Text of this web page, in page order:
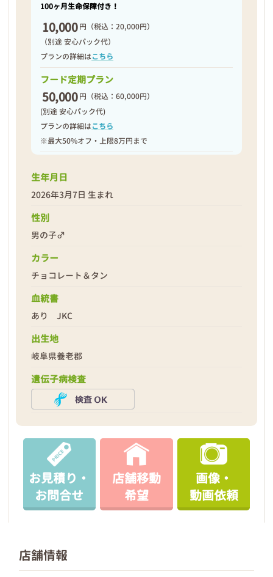
100ヶ月生命保障付き！
10,000 円 （税込：20,000円）
（別途 安心パック代）
プランの詳細はこちら
フード定期プラン
50,000 円 （税込：60,000円）
(別途 安心パック代)
プランの詳細はこちら
※最大50%オフ・上限8万円まで
生年月日
2026年3月7日 生まれ
性別
男の子♂
カラー
チョコレート＆タン
血統書
あり JKC
出生地
岐阜県養老郡
遺伝子病検査
お見積り・
お問合せ
店舗移動
希望
画像・
動画依頼
店舗情報